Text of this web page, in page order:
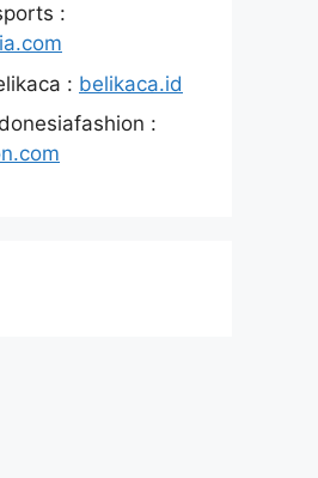
:
: belikaca.id
: